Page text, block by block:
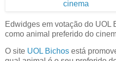
Edwidges em votação do UOL
como animal preferido do
O site UOL Bichos está